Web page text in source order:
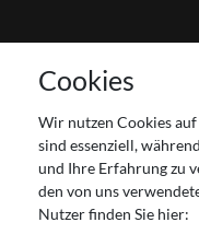
Cookies
Wir nutzen Cookies
sind essenziell,
und Ihre Erfahrung zu
den von uns
Nutzer finden Sie hier: